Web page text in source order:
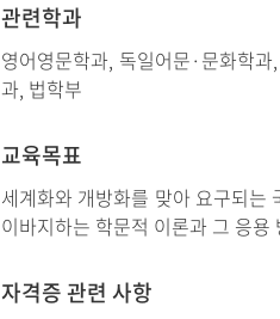
관련학과
영어영문학과, 독일어문·문화학
과, 법학부
교육목표
세계화와 개방화를 맞아 요구되는
이바지하는 학문적 이론과 그 응
자격증 관련 사항